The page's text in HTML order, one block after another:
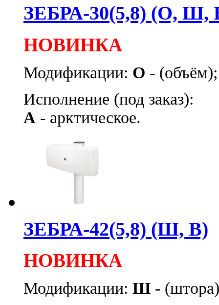
ЗЕБРА-30(5,8) (О, Ш,
НОВИНКА
Модификации: О -
Исполнение (под заказ):
А - арктическое.
ЗЕБРА-42(5,8) (Ш, В)
НОВИНКА
Модификации: Ш -